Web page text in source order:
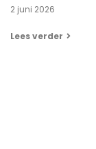
2 juni 2026
Lees verder